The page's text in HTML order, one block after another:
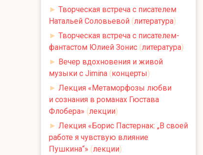
► Творческая встреча с писателем
Натальей Соловьевой (литература)
► Творческая встреча с писателем-
фантастом Юлией Зонис (литература)
► Вечер вдохновения и живой
музыки с Jimina (концерты)
► Лекция «Метаморфозы любви
и сознания в романах Гюстава
Флобера» (лекции)
► Лекция «Борис Пастернак: „В своей
работе я чувствую влияние
Пушкина“» (лекции)